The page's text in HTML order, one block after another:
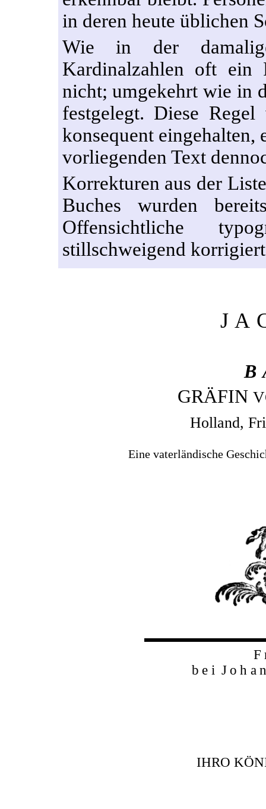
in deren heute üblichen
Wie in der
Kardinalzahlen oft ein
nicht; umgekehrt wie in
festgelegt. Diese
konsequent
vorliegenden Text
Korrekturen aus der
Buches wurden
Offensichtliche
stillschweigend
J A
B
GRÄFIN
Holland,
Eine vaterländische
F
b e i J o h a n
IHRO